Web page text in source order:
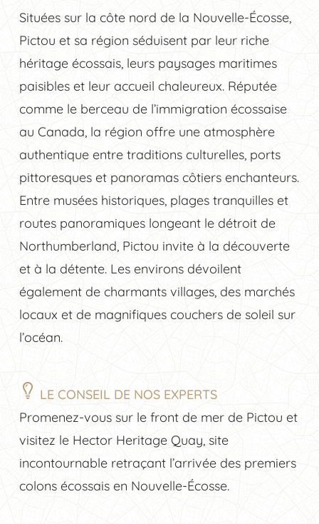
Situées sur la côte nord de la Nouvelle-Écosse,
Pictou et sa région séduisent par leur riche
héritage écossais, leurs paysages maritimes
paisibles et leur accueil chaleureux. Réputée
comme le berceau de l’immigration écossaise
au Canada, la région offre une atmosphère
authentique entre traditions culturelles, ports
pittoresques et panoramas côtiers enchanteurs.
Entre musées historiques, plages tranquilles et
routes panoramiques longeant le détroit de
Northumberland, Pictou invite à la découverte
et à la détente. Les environs dévoilent
également de charmants villages, des marchés
locaux et de magnifiques couchers de soleil sur
l’océan.
LE CONSEIL DE NOS EXPERTS
Promenez-vous sur le front de mer de Pictou et
visitez le Hector Heritage Quay, site
incontournable retraçant l’arrivée des premiers
colons écossais en Nouvelle-Écosse.